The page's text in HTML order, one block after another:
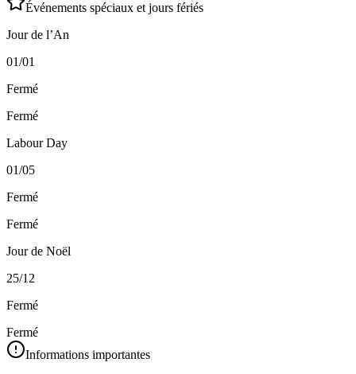
Événements spéciaux et jours fériés
Jour de l’An
01/01
Fermé
Fermé
Labour Day
01/05
Fermé
Fermé
Jour de Noël
25/12
Fermé
Fermé
Informations importantes